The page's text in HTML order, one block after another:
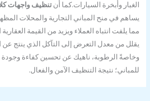
الغبار وأبخرة السيارات.كما أنتنظيف واجهات
يساهم في منح المباني التجارية والمحلات
مما يلفت انتباه العملاء ويزيد من القيمة
يقلل من معدل التعرض إلى التآكل الذي ينتج عن
وخاصةً الرطوبة، ناهيك عن تحسين كفاءة وجودة
للمباني؛ نتيجة التنظيف الآمن والفعال.